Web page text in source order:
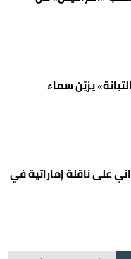
يزيّن سماء
على ناقلة إماراتية في